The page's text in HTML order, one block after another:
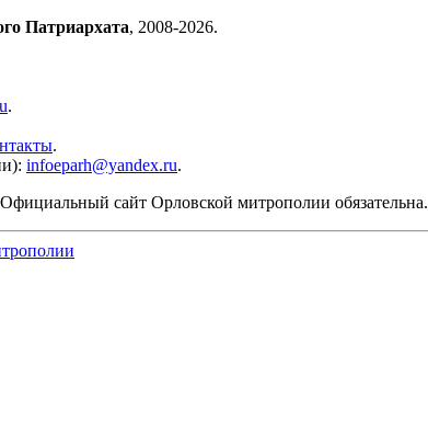
Патриархата, 2008-2026.
.
.
infoeparh@yandex.ru.
сайт Орловской митрополии обязательна.